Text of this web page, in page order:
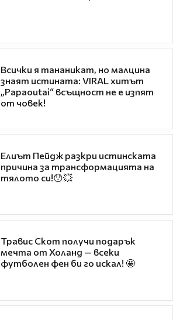
Всички я тананикат, но малцина
знаят истината: VIRAL хитът
„Papaoutai“ всъщност не е изпят
от човек!
Елиът Пейдж разкри истинската
причина за трансформацията на
тялото си!😯💥
Травис Скот получи подарък
мечта от Холанд — всеки
футболен фен би го искал! 🤩